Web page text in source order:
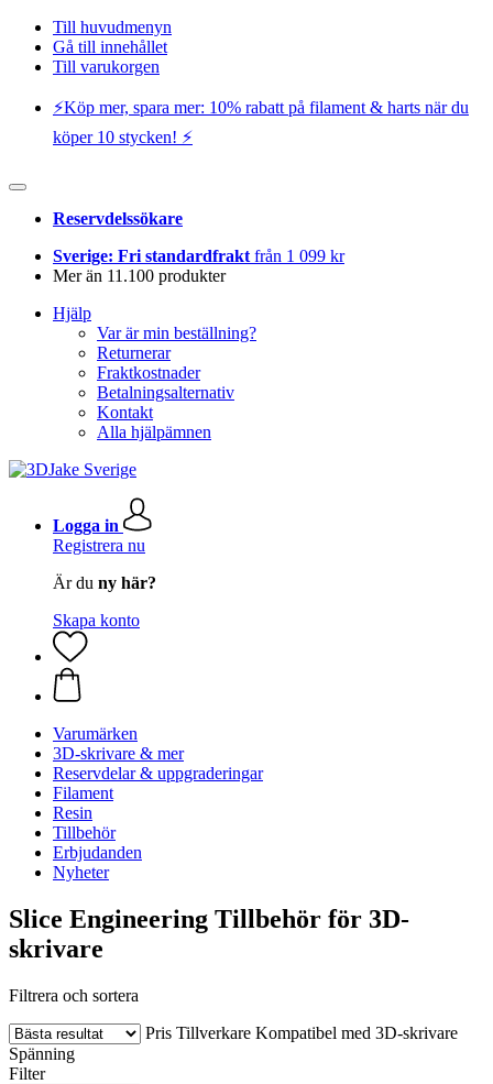
Till huvudmenyn
Gå till innehållet
Till varukorgen
⚡️Köp mer, spara mer: 10% rabatt på filament & harts när du
köper 10 stycken! ⚡️
Reservdelssökare
Sverige: Fri standardfrakt från 1 099 kr
Mer än 11.100 produkter
Hjälp
Var är min beställning?
Returnerar
Fraktkostnader
Betalningsalternativ
Kontakt
Alla hjälpämnen
Logga in
Registrera nu
Är du ny här?
Skapa konto
Varumärken
3D-skrivare & mer
Reservdelar & uppgraderingar
Filament
Resin
Tillbehör
Erbjudanden
Nyheter
Slice Engineering Tillbehör för 3D-
skrivare
Filtrera och sortera
Pris Tillverkare Kompatibel med 3D-skrivare
Spänning
Filter